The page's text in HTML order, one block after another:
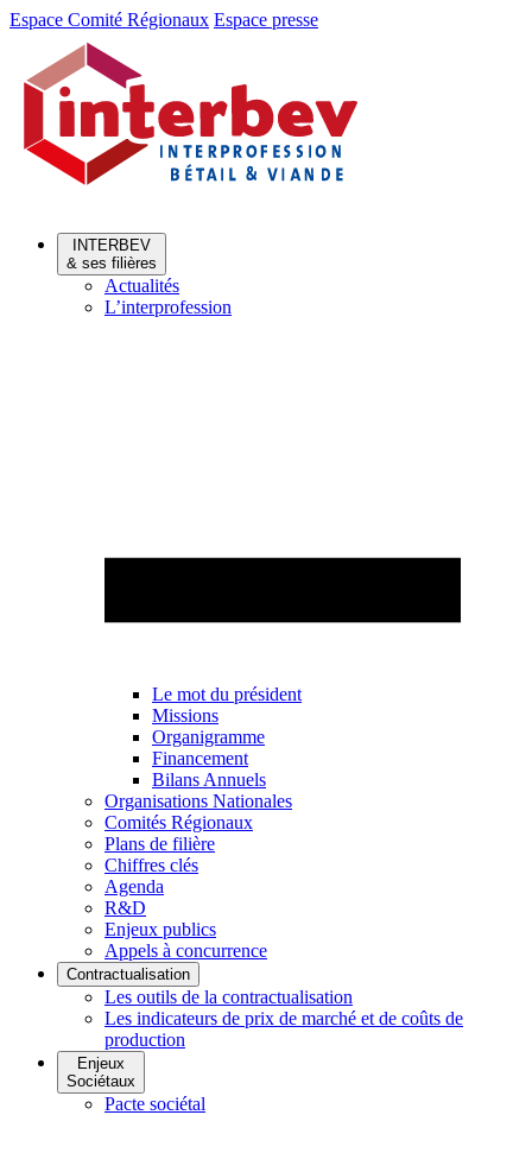
Aller
Aller
contenu
Espace Comité Régionaux Espace presse
INTERBEV
& ses filières
Actualités
L’interprofession
Le mot du président
Missions
Organigramme
Financement
Bilans Annuels
Organisations Nationales
Comités Régionaux
Plans de filière
Chiffres clés
Agenda
R&D
Enjeux publics
Appels à concurrence
Contractualisation
Les outils de la contractualisation
Les indicateurs de prix de marché et de coûts de
production
Enjeux
Sociétaux
Pacte sociétal